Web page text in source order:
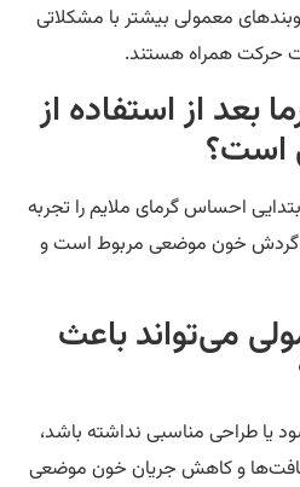
معمولی بیشتر با مشکلاتی
همراه هستند.
از استفاده از
احساس گرمای ملایم را تجربه
خون موضعی مربوط است و
می‌تواند باعث
مناسبی نداشته باشد،
و کاهش جریان خون موضعی